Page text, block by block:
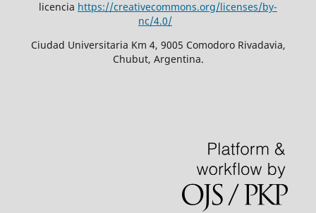
licencia https://creativecommons.org/licenses/by-
nc/4.0/
Ciudad Universitaria Km 4, 9005 Comodoro Rivadavia,
Chubut, Argentina.